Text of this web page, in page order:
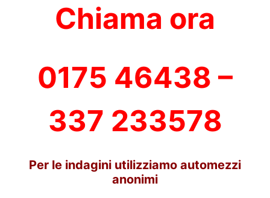
Chiama ora
0175 46438 –
337 233578
Per le indagini utilizziamo automezzi
anonimi